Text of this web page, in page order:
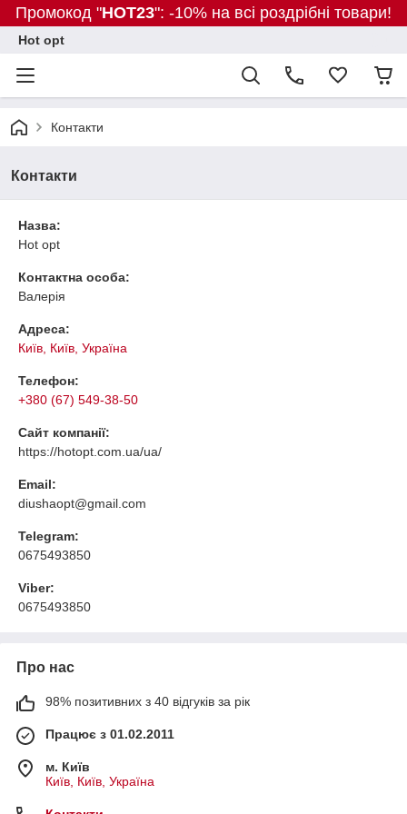
Промокод "HOT23": -10% на всі роздрібні товари!
Hot opt
Контакти
Контакти
Назва:
Hot opt
Контактна особа:
Валерія
Адреса:
Київ, Київ, Україна
Телефон:
+380 (67) 549-38-50
Сайт компанії:
https://hotopt.com.ua/ua/
Email:
diushaopt@gmail.com
Telegram:
0675493850
Viber:
0675493850
Про нас
98% позитивних з 40 відгуків за рік
Працює з 01.02.2011
м. Київ
Київ, Київ, Україна